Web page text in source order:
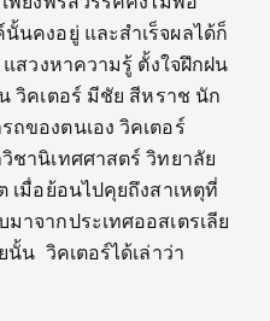
นคงอยู่ และสำเร็จผลได้ก็
สวงหาความรู้ ตั้งใจฝึกฝน
วิคเตอร์ มีชัย สีหราช นัก
ของตนเอง วิคเตอร์
ชานิเทศศาสตร์ วิทยาลัย
เมื่อย้อนไปคุยถึงสาเหตุที่
าจากประเทศออสเตรเลีย
น วิคเตอร์ได้เล่าว่า